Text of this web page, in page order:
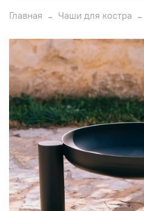
Главная Чаши для костра